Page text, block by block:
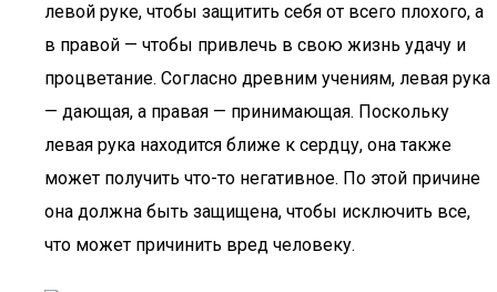
левой руке, чтобы защитить себя от всего плохого, а
в правой — чтобы привлечь в свою жизнь удачу и
процветание. Согласно древним учениям, левая рука
— дающая, а правая — принимающая. Поскольку
левая рука находится ближе к сердцу, она также
может получить что-то негативное. По этой причине
она должна быть защищена, чтобы исключить все,
что может причинить вред человеку.